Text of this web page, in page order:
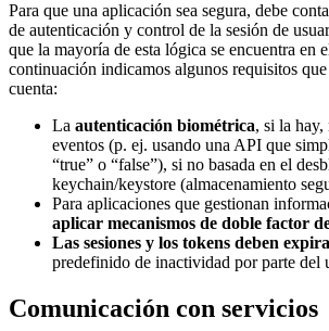
Para que una aplicación sea segura, debe
de autenticación y control de la sesión de
que la mayoría de esta lógica se encuentra en
continuación indicamos algunos requisitos que
cuenta:
La autenticación biométrica, si la hay,
eventos (p. ej. usando una API que
“true” o “false”), si no basada en el
keychain/keystore (almacenamiento
Para aplicaciones que gestionan
aplicar mecanismos de doble factor
Las sesiones y los tokens deben
predefinido de inactividad por parte del
Comunicación con servicios